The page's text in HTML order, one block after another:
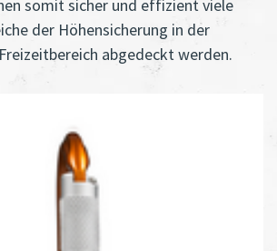
somit sicher und effizient viele
der Höhensicherung in der
abgedeckt werden.